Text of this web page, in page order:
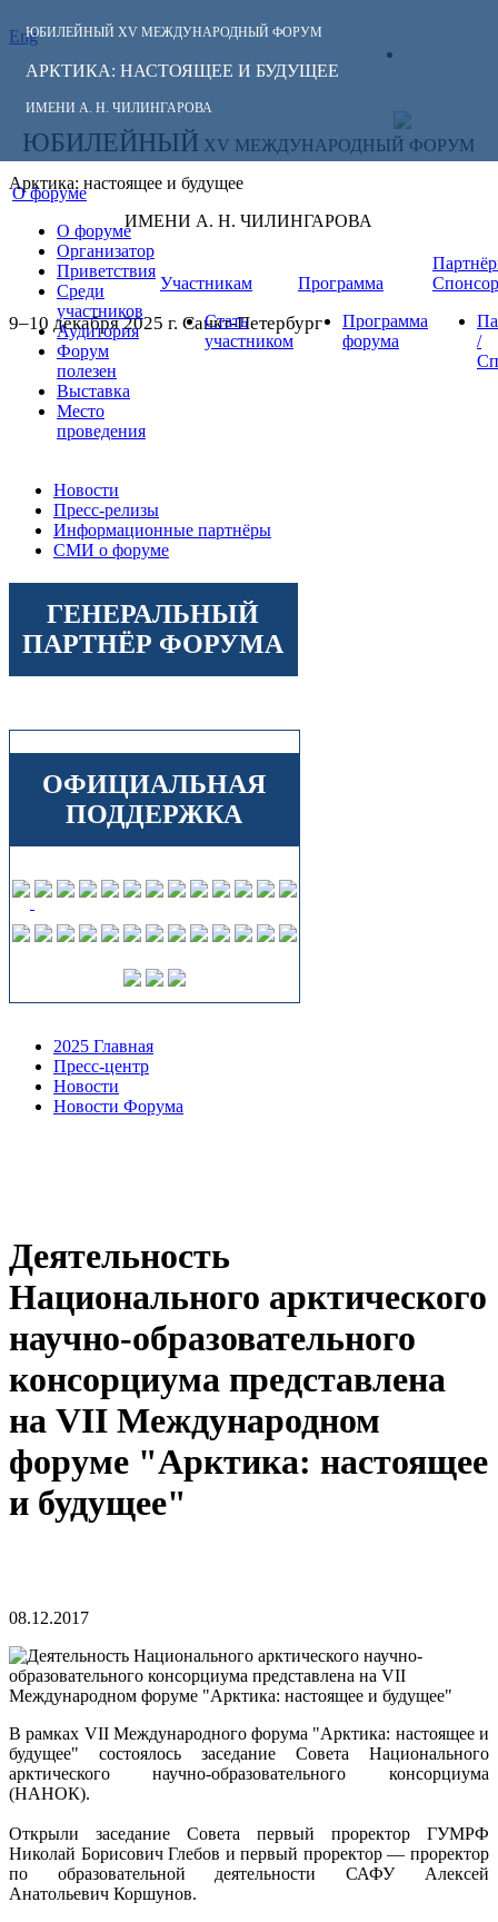
ЮБИЛЕЙНЫЙ XV МЕЖДУНАРОДНЫЙ ФОРУМ
АРКТИКА: НАСТОЯЩЕЕ И БУДУЩЕЕ
ИМЕНИ А. Н. ЧИЛИНГАРОВА
Eng
СЛЕДИТЕ ЗА
НОВОСТЯМИ
ФОРУМА:
ЮБИЛЕЙНЫЙ XV МЕЖДУНАРОДНЫЙ ФОРУМ
Арктика: настоящее и будущее
ИМЕНИ А. Н. ЧИЛИНГАРОВА
9–10 декабря 2025 г. Санкт-Петербург
О форуме
О форуме
Организатор
Приветствия
Среди
участников
Аудитория
Форум
полезен
Выставка
Место
проведения
Участникам
Стать
участником
Программа
Программа
форума
/
Новости
Пресс-релизы
Информационные партнёры
СМИ о форуме
ГЕНЕРАЛЬНЫЙ
ПАРТНЁР ФОРУМА
ОФИЦИАЛЬНАЯ
ПОДДЕРЖКА
2025 Главная
Пресс-центр
Новости
Новости Форума
Деятельность
Национального арктического
научно-образовательного
консорциума представлена
на VII Международном
форуме "Арктика: настоящее
и будущее"
08.12.2017
В рамках VII Международного форума "Арктика: настоящее и
будущее" состоялось заседание Совета Национального
арктического научно-образовательного консорциума
(НАНОК).
Открыли заседание Совета первый проректор ГУМРФ
Николай Борисович Глебов и первый проректор — проректор
по образовательной деятельности САФУ Алексей
Анатольевич Коршунов.